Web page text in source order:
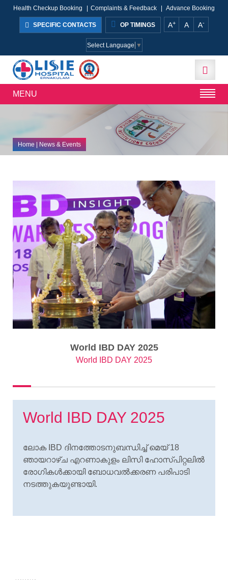
Health Checkup Booking Complaints & Feedback Advance Booking
SPECIFIC CONTACTS OP TIMINGS A+ A A-
Select Language ▼
MENU
Home| News & Events
World IBD DAY 2025
World IBD DAY 2025
World IBD DAY 2025
ലോക IBD ദിനത്തോടനുബന്ധിച്ച് മെയ് 18
ഞായറാഴ്ച എറണാകുളം ലിസി ഹോസ്പിറ്റലിൽ
രോഗികൾക്കായി ബോധവൽക്കരണ പരിപാടി
നടത്തുകയുണ്ടായി.